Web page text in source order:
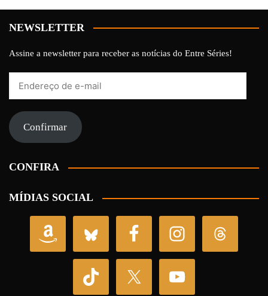
NEWSLETTER
Assine a newsletter para receber as notícias do Entre Séries!
mail Confirmar
CONFIRA
MÍDIAS SOCIAL